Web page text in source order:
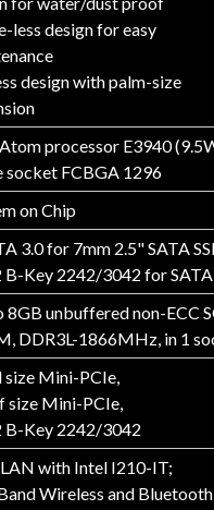
less design for easy
design with palm-size
processor E3940
socket FCBGA 1296
on Chip
3.0 for 7mm 2.5" SATA
Key 2242/3042 for SATA
8GB unbuffered non-ECC
DDR3L-1866MHz, in 1
size Mini-PCIe,
size Mini-PCIe,
B-Key 2242/3042
with Intel I210-IT;
Wireless and Bluetooth